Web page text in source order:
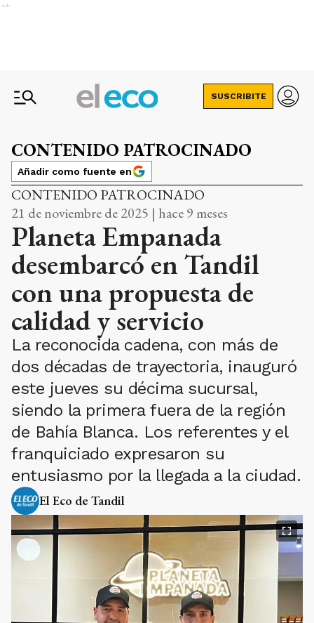
Ads
SUSCRIBITE
CONTENIDO PATROCINADO
Añadir como fuente en
CONTENIDO PATROCINADO
21 de noviembre de 2025 | hace 9 meses
Planeta Empanada
desembarcó en Tandil
con una propuesta de
calidad y servicio
La reconocida cadena, con más de
dos décadas de trayectoria, inauguró
este jueves su décima sucursal,
siendo la primera fuera de la región
de Bahía Blanca. Los referentes y el
franquiciado expresaron su
entusiasmo por la llegada a la ciudad.
El Eco de Tandil